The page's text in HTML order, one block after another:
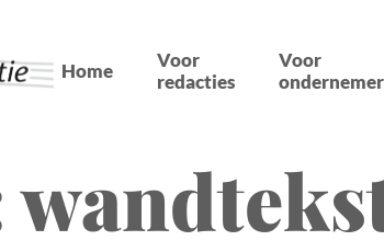
Home
Voor
redacties
Voor